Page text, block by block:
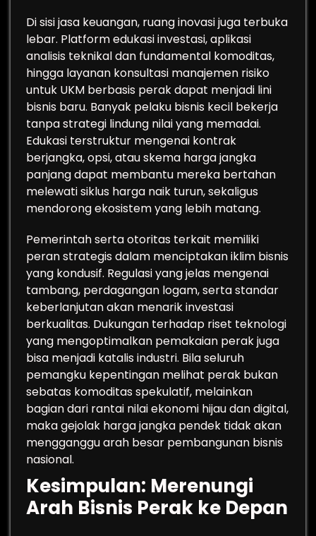
Di sisi jasa keuangan, ruang inovasi juga terbuka
lebar. Platform edukasi investasi, aplikasi
analisis teknikal dan fundamental komoditas,
hingga layanan konsultasi manajemen risiko
untuk UKM berbasis perak dapat menjadi lini
bisnis baru. Banyak pelaku bisnis kecil bekerja
tanpa strategi lindung nilai yang memadai.
Edukasi terstruktur mengenai kontrak
berjangka, opsi, atau skema harga jangka
panjang dapat membantu mereka bertahan
melewati siklus harga naik turun, sekaligus
mendorong ekosistem yang lebih matang.
Pemerintah serta otoritas terkait memiliki
peran strategis dalam menciptakan iklim bisnis
yang kondusif. Regulasi yang jelas mengenai
tambang, perdagangan logam, serta standar
keberlanjutan akan menarik investasi
berkualitas. Dukungan terhadap riset teknologi
yang mengoptimalkan pemakaian perak juga
bisa menjadi katalis industri. Bila seluruh
pemangku kepentingan melihat perak bukan
sebatas komoditas spekulatif, melainkan
bagian dari rantai nilai ekonomi hijau dan digital,
maka gejolak harga jangka pendek tidak akan
mengganggu arah besar pembangunan bisnis
nasional.
Kesimpulan: Merenungi
Arah Bisnis Perak ke Depan